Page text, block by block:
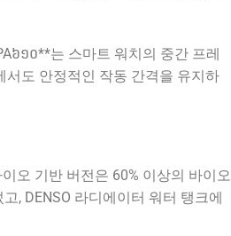
៦១០**는 스마트 워치의 중간 프레
도 안정적인 작동 간격을 유지하
오 기반 버전은 60% 이상의 바이오
, DENSO 라디에이터 워터 탱크에